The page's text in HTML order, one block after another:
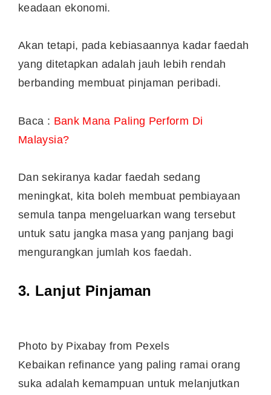
keadaan ekonomi.
Akan tetapi, pada kebiasaannya kadar faedah
yang ditetapkan adalah jauh lebih rendah
berbanding membuat pinjaman peribadi.
Baca : Bank Mana Paling Perform Di
Malaysia?
Dan sekiranya kadar faedah sedang
meningkat, kita boleh membuat pembiayaan
semula tanpa mengeluarkan wang tersebut
untuk satu jangka masa yang panjang bagi
mengurangkan jumlah kos faedah.
3. Lanjut Pinjaman
Photo by Pixabay from Pexels
Kebaikan refinance yang paling ramai orang
suka adalah kemampuan untuk melanjutkan